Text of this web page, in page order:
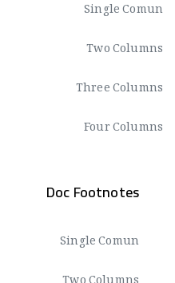
Single Comun
Two Columns
Three Columns
Four Columns
Doc Footnotes
Single Comun